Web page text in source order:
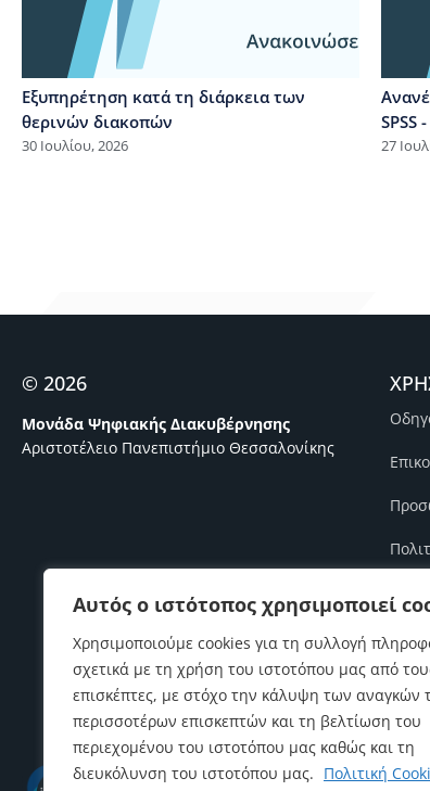
Αυτός ο ιστότοπος χρησιμοποιεί
Χρησιμοποιούμε cookies για τη συλλογή
σχετικά με τη χρήση του ιστοτόπου μας από
επισκέπτες, με στόχο την κάλυψη των αναγκών
περισσοτέρων επισκεπτών και τη βελτίωση του
περιεχομένου του ιστοτόπου μας καθώς και τη
διευκόλυνση του ιστοτόπου μας. Πολιτική
Εξυπηρέτηση κατά τη διάρκεια των
θερινών διακοπών
30 Ιουλίου, 2026
SPSS
27
© 2026
Μονάδα Ψηφιακής Διακυβέρνησης
Αριστοτέλειο Πανεπιστήμιο Θεσσαλονίκης